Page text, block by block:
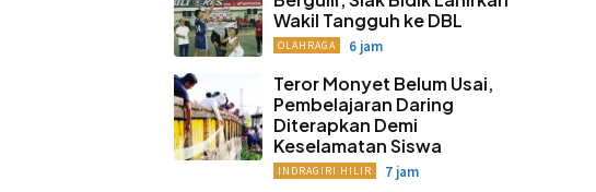
Wakil Tangguh ke DBL
OLAHRAGA 6 jam
Teror Monyet Belum Usai,
Pembelajaran Daring
Diterapkan Demi
Keselamatan Siswa
INDRAGIRI HILIR 7 jam